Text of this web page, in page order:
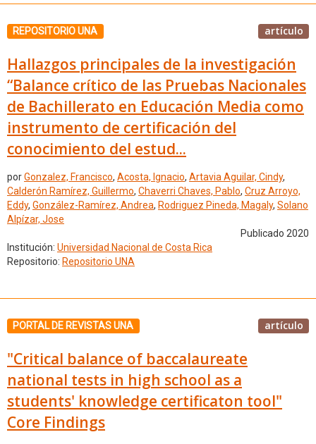
REPOSITORIO UNA artículo
Hallazgos principales de la investigación
“Balance crítico de las Pruebas Nacionales
de Bachillerato en Educación Media como
instrumento de certificación del
conocimiento del estud...
porGonzalez, Francisco, Acosta, Ignacio, Artavia Aguilar, Cindy,
Calderón Ramírez, Guillermo, Chaverri Chaves, Pablo, Cruz Arroyo,
Eddy, González-Ramírez, Andrea, Rodriguez Pineda, Magaly, Solano
Alpízar, Jose
Publicado 2020
Institución: Universidad Nacional de Costa Rica
Repositorio: Repositorio UNA
PORTAL DE REVISTAS UNA artículo
"Critical balance of baccalaureate
national tests in high school as a
students' knowledge certificaton tool"
Core Findings